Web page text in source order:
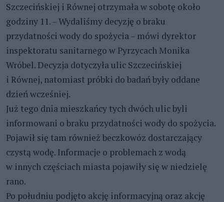
Szczecińskiej i Równej otrzymała w sobotę około
godziny 11. – Wydaliśmy decyzję o braku
przydatności wody do spożycia – mówi dyrektor
inspektoratu sanitarnego w Pyrzycach Monika
Wróbel. Decyzja dotyczyła ulic Szczecińskiej
i Równej, natomiast próbki do badań były oddane
dzień wcześniej.
Już tego dnia mieszkańcy tych dwóch ulic byli
informowani o braku przydatności wody do spożycia.
Pojawił się tam również beczkowóz dostarczający
czystą wodę. Informacje o problemach z wodą
w innych częściach miasta pojawiły się w niedzielę
rano.
Po południu podjęto akcję informacyjną oraz akcję